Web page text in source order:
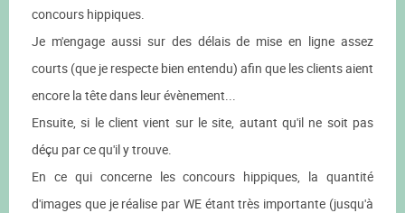
concours hippiques.
Je m'engage aussi sur des délais de mise en ligne assez
courts (que je respecte bien entendu) afin que les clients aient
encore la tête dans leur évènement...
Ensuite, si le client vient sur le site, autant qu'il ne soit pas
déçu par ce qu'il y trouve.
En ce qui concerne les concours hippiques, la quantité
d'images que je réalise par WE étant très importante (jusqu'à